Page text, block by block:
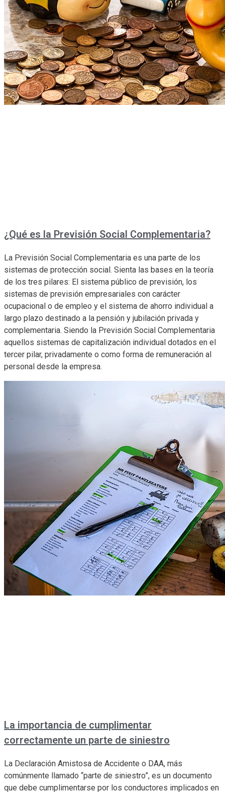
¿Qué es la Previsión Social Complementaria?
La Previsión Social Complementaria es una parte de los
sistemas de protección social. Sienta las bases en la teoría
de los tres pilares: El sistema público de previsión, los
sistemas de previsión empresariales con carácter
ocupacional o de empleo y el sistema de ahorro individual a
largo plazo destinado a la pensión y jubilación privada y
complementaria. Siendo la Previsión Social Complementaria
aquellos sistemas de capitalización individual dotados en el
tercer pilar, privadamente o como forma de remuneración al
personal desde la empresa.
La importancia de cumplimentar
correctamente un parte de siniestro
La Declaración Amistosa de Accidente o DAA, más
comúnmente llamado “parte de siniestro”, es un documento
que debe cumplimentarse por los conductores implicados en